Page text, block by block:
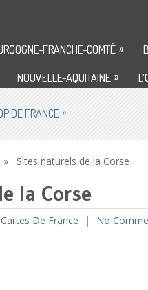
FRANCHE-COMTÉ »
NOUVELLE-AQUITAINE »
DE FRANCE»
» Sites naturels de la Corse
la Corse
De France No